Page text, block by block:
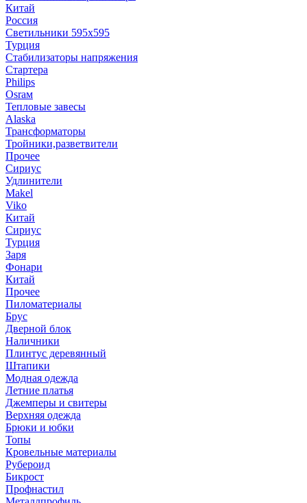
Китай
Россия
Светильники 595х595
Турция
Стабилизаторы напряжения
Стартера
Philips
Оsrам
Тепловые завесы
Alaska
Трансформаторы
Тройники,разветвители
Прочее
Сириус
Удлинители
Makel
Viko
Китай
Сириус
Турция
Заря
Фонари
Китай
Прочее
Пиломатериалы
Брус
Дверной блок
Наличники
Плинтус деревянный
Штапики
Модная одежда
Летние платья
Джемперы и свитеры
Верхняя одежда
Брюки и юбки
Топы
Кровельные материалы
Рубероид
Бикрост
Профнастил